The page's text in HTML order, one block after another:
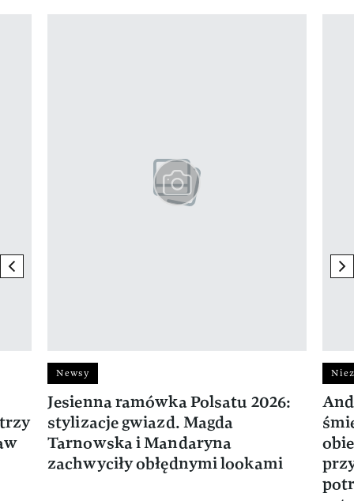
previous element
Newsy
Jesienna ramówka Polsatu 2026:
stylizacje gwiazd. Magda
Tarnowska i Mandaryna
zachwyciły obłędnymi lookami